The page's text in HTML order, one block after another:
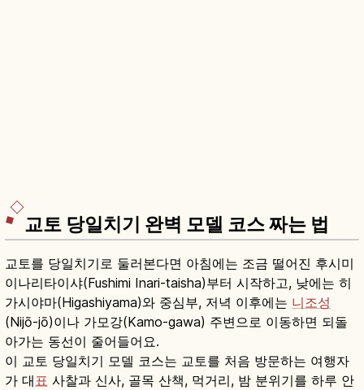
교토 당일치기 완벽 모델 코스 짜는 법
교토를 당일치기로 둘러본다면 아침에는 조금 떨어진 후시미
이나리타이샤(Fushimi Inari-taisha)부터 시작하고, 낮에는 히
가시야마(Higashiyama)와 중심부, 저녁 이후에는 니조성
(Nijō-jō)이나 가모강(Kamo-gawa) 주변으로 이동하면 되돌
아가는 동선이 줄어들어요.
이 교토 당일치기 모델 코스는 교토를 처음 방문하는 여행자
가 대 표 사찰과 신사, 골목 산책, 먹거리, 밤 분위기를 하루 안